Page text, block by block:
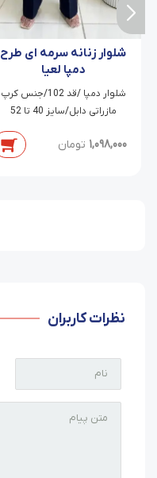
شلوار زنانه سرمه ای طرح
دمپا لعیا
شلوار دمپا /قد 102/جنس کرپ
مازراتی دابل/سایز 40 تا 52
1,098,000 تومان
نظرات کاربران